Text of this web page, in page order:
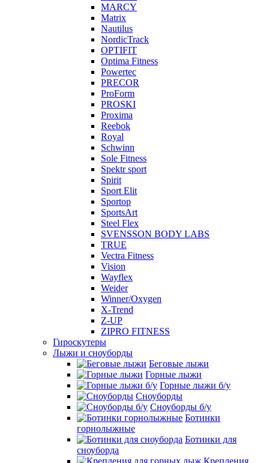
MARCY
Matrix
Nautilus
NordicTrack
OPTIFIT
Optima Fitness
Powertec
PRECOR
ProForm
PROSKI
Proxima
Reebok
Royal
Schwinn
Sole Fitness
Spektr sport
Spirit
Sport Elit
Sportop
SportsArt
Steel Flex
SVENSSON BODY LABS
TRUE
Vectra Fitness
Vision
Wayflex
Weider
Winner/Oxygen
X-Trend
Z-UP
ZIPRO FITNESS
Гироскутеры
Лыжи и сноуборды
Беговые лыжи
Горные лыжи
Горные лыжи б/у
Сноуборды
Сноуборды б/у
Ботинки
горнолыжные
Ботинки для
сноуборда
Крепления